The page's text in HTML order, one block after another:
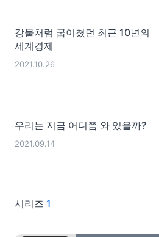
강물처럼 굽이쳤던 최근 10년의
세계경제
2021.10.26
우리는 지금 어디쯤 와 있을까?
2021.09.14
시리즈 1